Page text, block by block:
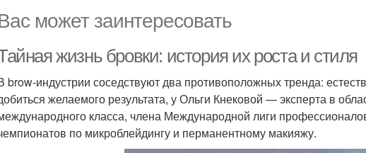
может заинтересовать
жизнь бровки: история их роста и стиля
brow-индустрии соседствуют два противоположных тренда:
желаемого результата, у Ольги Кнековой — эксперта в
класса, члена Международной лиги
по микроблейдингу и перманентному макияжу.